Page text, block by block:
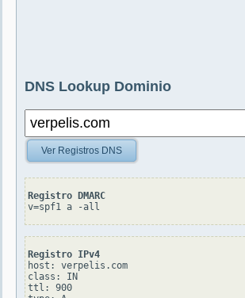
DNS Lookup Dominio
Ver Registros DNS
Registro DMARC
v=spf1 a -all
Registro IPv4
host: verpelis.com
class: IN
ttl: 900